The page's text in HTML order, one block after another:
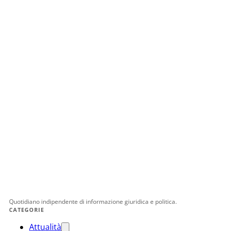
Quotidiano indipendente di informazione giuridica e politica.
CATEGORIE
Attualità